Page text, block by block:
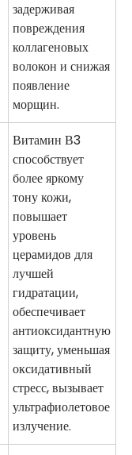
задерживая
повреждения
коллагеновых
волокон и снижая
появление
морщин.
Витамин В3
способствует
более яркому
тону кожи,
повышает
уровень
церамидов для
лучшей
гидратации,
обеспечивает
антиоксидантную
защиту, уменьшая
оксидативный
стресс, вызывает
ультрафиолетовое
излучение.